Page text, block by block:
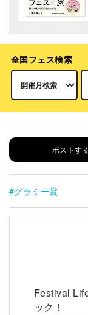
全国フェス検索
ポストす
グラミー賞
Festival
ック！